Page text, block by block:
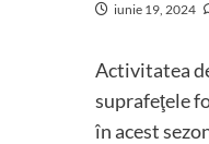
iunie 19, 2024
Activitatea
suprafeţele
în acest